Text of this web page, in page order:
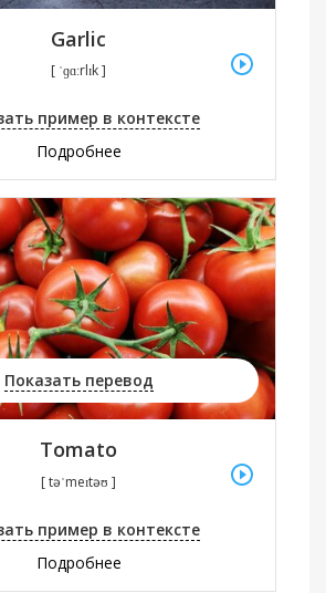
Garlic
[ ˈɡɑːrlɪk ]
пример в контексте
Подробнее
Показать перевод
Tomato
[ təˈmeɪtəʊ ]
пример в контексте
Подробнее